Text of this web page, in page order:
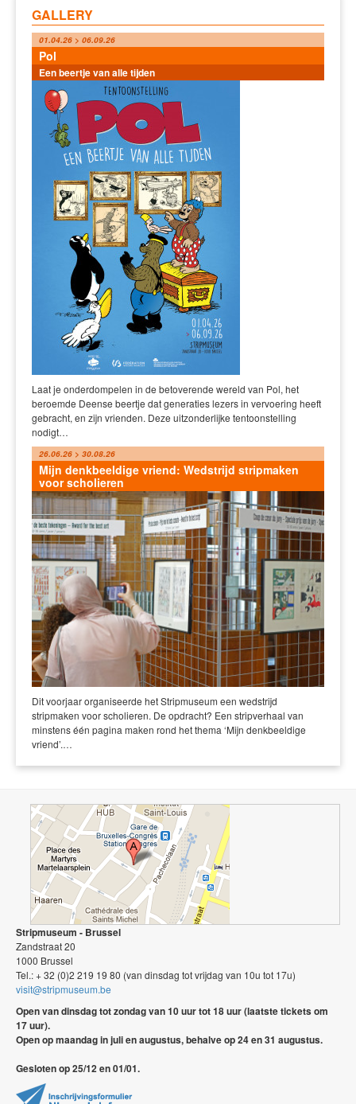
GALLERY
01.04.26 > 06.09.26
Pol
Een beertje van alle tijden
Laat je onderdompelen in de betoverende wereld van Pol, het
beroemde Deense beertje dat generaties lezers in vervoering heeft
gebracht, en zijn vrienden. Deze uitzonderlijke tentoonstelling
nodigt…
26.06.26 > 30.08.26
Mijn denkbeeldige vriend: Wedstrijd stripmaken
voor scholieren
Dit voorjaar organiseerde het Stripmuseum een wedstrijd
stripmaken voor scholieren. De opdracht? Een stripverhaal van
minstens één pagina maken rond het thema ‘Mijn denkbeeldige
vriend’.…
Stripmuseum - Brussel
Zandstraat 20
1000 Brussel
Tel.: + 32 (0)2 219 19 80 (van dinsdag tot vrijdag van 10u tot 17u)
visit@stripmuseum.be
Open van dinsdag tot zondag van 10 uur tot 18 uur (laatste tickets om
17 uur).
Open op maandag in juli en augustus, behalve op 24 en 31 augustus.
Gesloten op 25/12 en 01/01.